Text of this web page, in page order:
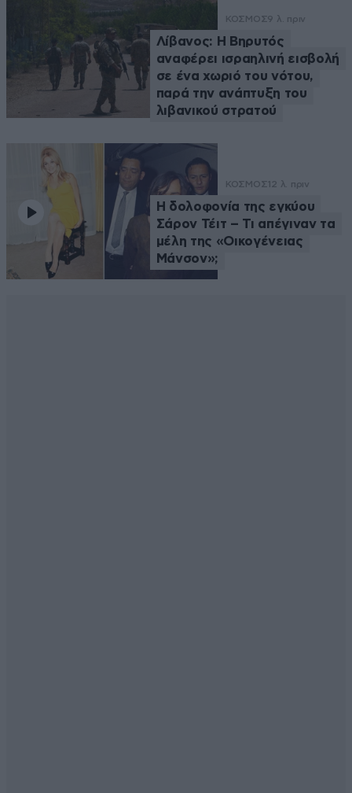
ΚΟΣΜΟΣ9 λ. πριν
Λίβανος: Η Βηρυτός
αναφέρει ισραηλινή εισβολή
σε ένα χωριό του νότου,
παρά την ανάπτυξη του
λιβανικού στρατού
ΚΟΣΜΟΣ 12 λ. πριν
Η δολοφονία της εγκύου
Σάρον Τέιτ – Τι απέγιναν τα
μέλη της «Οικογένειας
Μάνσον»;